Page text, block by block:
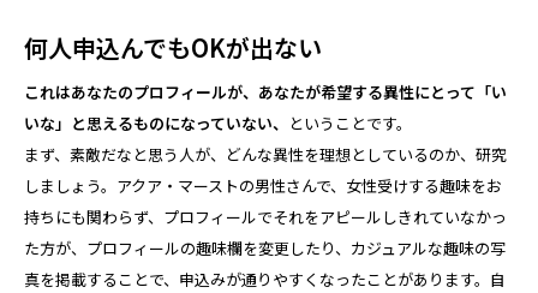
何人申込んでもOKが出ない
これはあなたのプロフィールが、あなたが希望する異性にとって「い
いな」と思えるものになっていない、 ということです。
まず、素敵だなと思う人が、どんな異性を理想としているのか、研究
しましょう。アクア・マーストの男性さんで、女性受けする趣味をお
持ちにも関わらず、プロフィールでそれをアピールしきれていなかっ
た方が、プロフィールの趣味欄を変更したり、カジュアルな趣味の写
真を掲載することで、申込みが通りやすくなったことがあります。自